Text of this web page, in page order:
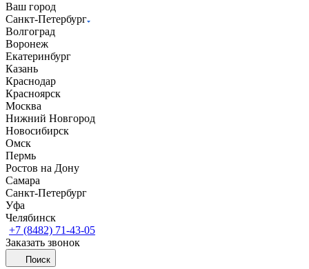
Ваш город
Санкт-Петербург
Волгоград
Воронеж
Екатеринбург
Казань
Краснодар
Красноярск
Москва
Нижний Новгород
Новосибирск
Омск
Пермь
Ростов на Дону
Самара
Санкт-Петербург
Уфа
Челябинск
+7 (8482) 71-43-05
Заказать звонок
Поиск